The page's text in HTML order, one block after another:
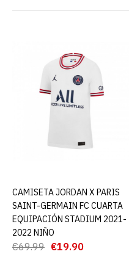
AGREGAR AL CARRO
CAMISETA JORDAN X PARIS
SAINT-GERMAIN FC CUARTA
EQUIPACIÓN STADIUM 2021-
2022 NIÑO
€69.99 €19.90